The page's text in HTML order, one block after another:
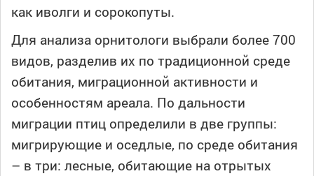
как иволги и сорокопуты.
Для анализа орнитологи выбрали более 700
видов, разделив их по традиционной среде
обитания, миграционной активности и
особенностям ареала. По дальности
миграции птиц определили в две группы:
мигрирующие и оседлые, по среде обитания
– в три: лесные, обитающие на отрытых